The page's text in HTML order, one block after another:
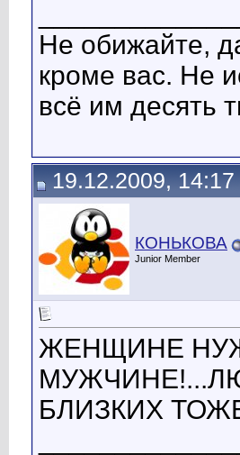
Не обижайте,
кроме вас. Не
всё им десять
19.12.2009, 14:17
КОНЬКОВА
Junior Member
ЖЕНЩИНЕ
БЛИЗКИХ